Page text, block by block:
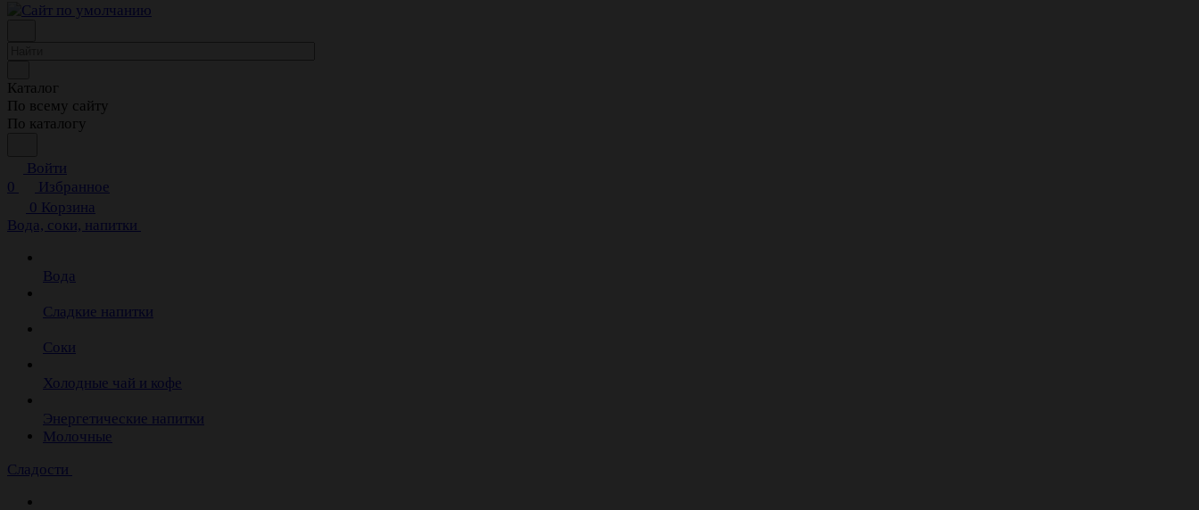
Каталог
По всему сайту
По каталогу
Войти
0
Избранное
0 Корзина
Вода, соки, напитки
Вода
Сладкие напитки
Соки
Холодные чай и кофе
Энергетические напитки
Молочные
Сладости